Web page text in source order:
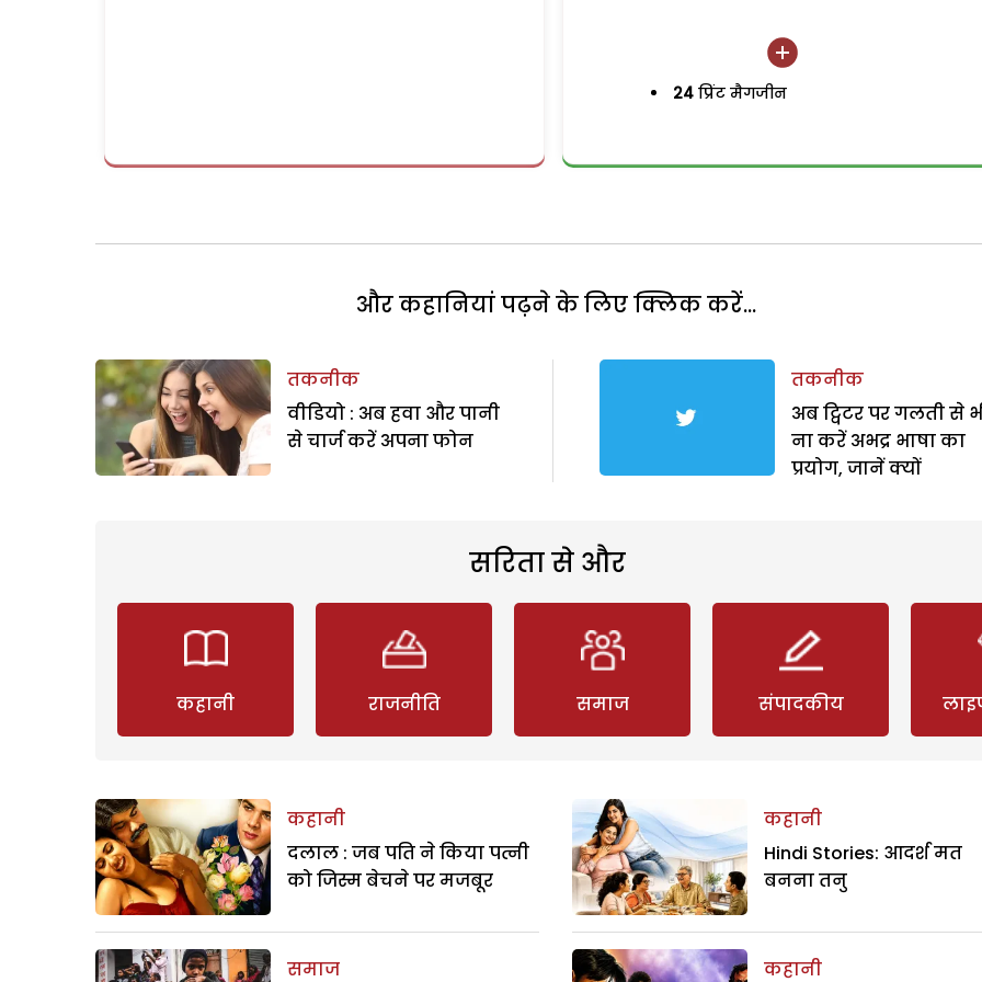
24 प्रिंट मैगजीन
और कहानियां पढ़ने के लिए क्लिक करें...
तकनीक
वीडियो : अब हवा और पानी
से चार्ज करें अपना फोन
तकनीक
अब ट्विटर पर गलती से
ना करें अभद्र भाषा का
प्रयोग, जानें क्यों
सरिता से और
कहानी राजनीति समाज संपादकीय
कहानी
दलाल : जब पति ने किया पत्नी
को जिस्म बेचने पर मजबूर
समाज
कहानी
Hindi Stories: आदर्श मत
बनना तनु
कहानी